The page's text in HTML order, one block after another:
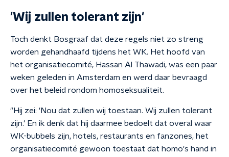
'Wij zullen tolerant zijn'
Toch denkt Bosgraaf dat deze regels niet zo streng
worden gehandhaafd tijdens het WK. Het hoofd van
het organisatiecomité, Hassan Al Thawadi, was een paar
weken geleden in Amsterdam en werd daar bevraagd
over het beleid rondom homoseksualiteit.
"Hij zei: 'Nou dat zullen wij toestaan. Wij zullen tolerant
zijn.' En ik denk dat hij daarmee bedoelt dat overal waar
WK-bubbels zijn, hotels, restaurants en fanzones, het
organisatiecomité gewoon toestaat dat homo's hand in